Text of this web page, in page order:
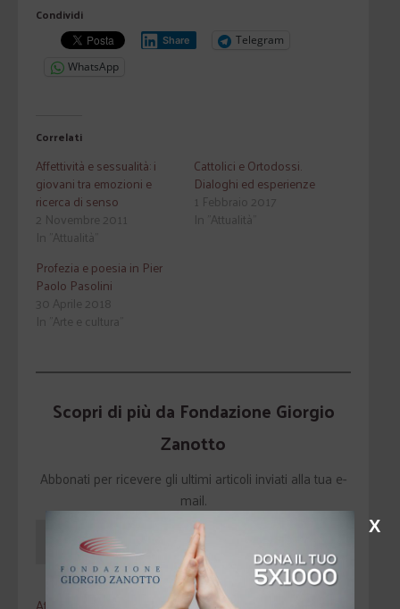
Condividi
Share
Telegram
WhatsApp
Correlati
Affettività e sessualità: i
giovani tra emozioni e
ricerca di senso
2 Novembre 2011
In "Attualità"
Cattolici e Ortodossi.
Dialoghi ed esperienze
1 Febbraio 2017
In "Attualità"
Profezia e poesia in Pier
Paolo Pasolini
30 Aprile 2018
In "Arte e cultura"
Scopri di più da Fondazione Giorgio
Zanotto
Abbonati per ricevere gli ultimi articoli inviati alla tua e-
mail.
X